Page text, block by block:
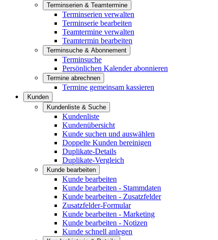
Terminserien & Teamtermine
Terminserien verwalten
Terminserie bearbeiten
Teamtermine verwalten
Teamtermin bearbeiten
Terminsuche & Abonnement
Terminsuche
Persönlichen Kalender abonnieren
Termine abrechnen
Termine gemeinsam kassieren
Kunden
Kundenliste & Suche
Kundenliste
Kundenübersicht
Kunde suchen und auswählen
Doppelte Kunden bereinigen
Duplikate-Details
Duplikate-Vergleich
Kunde bearbeiten
Kunde bearbeiten
Kunde bearbeiten - Stammdaten
Kunde bearbeiten - Zusatzfelder
Zusatzfelder-Formular
Kunde bearbeiten - Marketing
Kunde bearbeiten - Notizen
Kunde schnell anlegen